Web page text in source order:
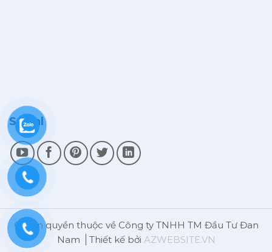
Social
© Bản quyền thuộc về Công ty TNHH TM Đầu Tư Đan
Nam
Thiết kế bởi AZWEBSITE.VN